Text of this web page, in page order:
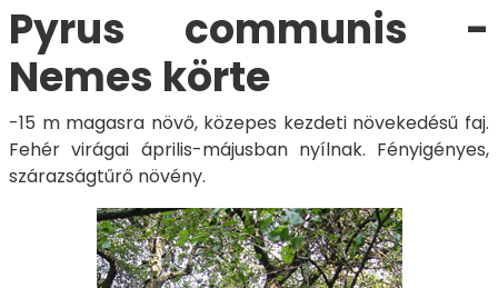
Pyrus communis -
Nemes körte
-15 m magasra növő, közepes kezdeti növekedésű faj.
Fehér virágai április-májusban nyílnak. Fényigényes,
szárazságtűrő növény.